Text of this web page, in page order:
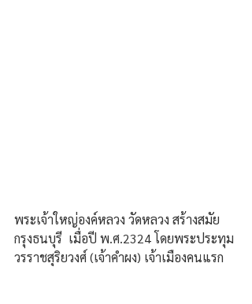
พระเจ้าใหญ่องค์หลวง วัดหลวง สร้างสมัย
กรุงธนบุรี  เมื่อปี พ.ศ.2324 โดยพระประทุม
วรราชสุริยวงศ์ (เจ้าคำผง) เจ้าเมืองคนแรก